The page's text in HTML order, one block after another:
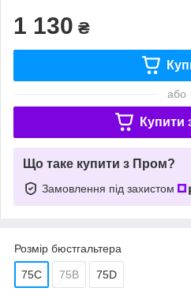
1 130 ₴
або
Купити
Що таке купити з Пром?
Замовлення під захистом
Розмір бюстгальтера
75C 75В 75D